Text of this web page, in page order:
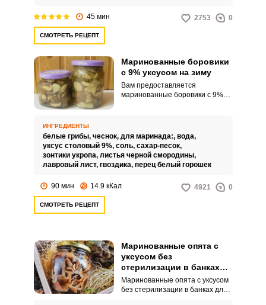
45 мин 2753 0
СМОТРЕТЬ РЕЦЕПТ
Маринованные боровики
с 9% уксусом на зиму
Вам предоставляется
маринованные боровики с 9%
ИНГРЕДИЕНТЫ
белые грибы, чеснок, для маринада:, вода,
уксус столовый 9%, соль, сахар-песок,
зонтики укропа, листья черной смородины,
лавровый лист, гвоздика, перец белый горошек
90 мин 14.9 кКал 4921 0
СМОТРЕТЬ РЕЦЕПТ
Маринованные опята с
уксусом без
стерилизации в банках
для хранения на зиму
Маринованные опята с уксусом
без стерилизации в банках для